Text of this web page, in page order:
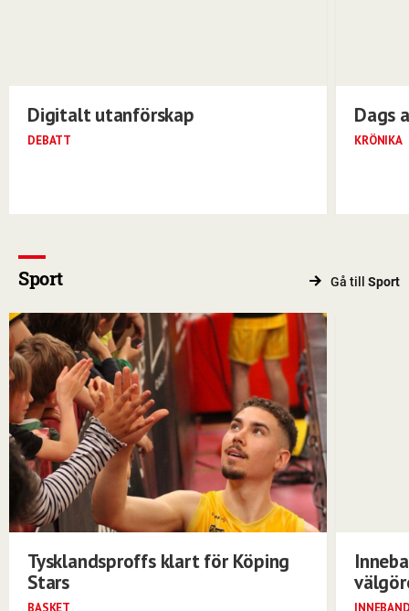
Digitalt utanförskap
DEBATT
Dags
KRÖNIKA
Sport Gå till Sport
Tysklandsproffs klart för Köping
Stars
BASKET